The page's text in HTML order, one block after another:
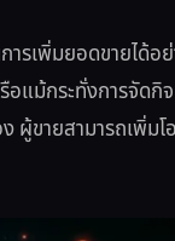
รเพิ่มยอดขายได้อ
อแม้กระทั่งการจัด
ขายสามารถเพิ่มโ